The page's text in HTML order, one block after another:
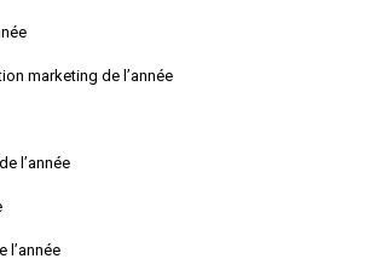
marketing de l’année
l’année
l’année